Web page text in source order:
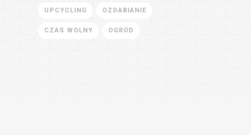
UPCYCLING OZDABIANIE
CZAS WOLNY OGRÓD